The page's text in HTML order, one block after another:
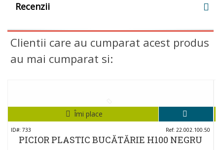
Recenzii
Clientii care au cumparat acest produs
au mai cumparat si:
Îmi place
ID#: 733 Ref: 22.002.100.50
PICIOR PLASTIC BUCĂTĂRIE H100 NEGRU